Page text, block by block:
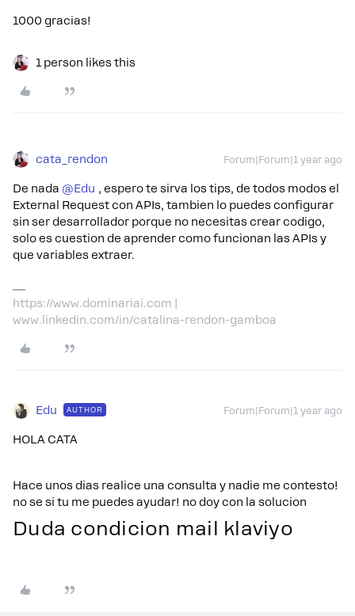
1000 gracias!
1 person likes this
cata_rendon Forum|Forum|1 year ago
De nada ​ @Edu , espero te sirva los tips, de todos modos el
External Request con APIs, tambien lo puedes configurar
sin ser desarrollador porque no necesitas crear codigo,
solo es cuestion de aprender como funcionan las APIs y
que variables extraer.
https://www.dominariai.com |
www.linkedin.com/in/catalina-rendon-gamboa
Edu AUTHOR Forum|Forum|1 year ago
HOLA CATA
Hace unos dias realice una consulta y nadie me contesto!
no se si tu me puedes ayudar! no doy con la solucion
Duda condicion mail klaviyo